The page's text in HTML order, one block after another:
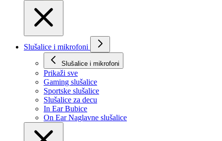
Slušalice i mikrofoni
Slušalice i mikrofoni
Prikaži svе
Gaming slušalice
Sportske slušalice
Slušalice za decu
In Ear Bubice
On Ear Naglavne slušalice